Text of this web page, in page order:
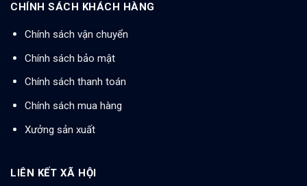
CHÍNH SÁCH KHÁCH HÀNG
Chính sách vận chuyển
Chính sách bảo mật
Chính sách thanh toán
Chính sách mua hàng
Xưởng sản xuất
LIÊN KẾT XÃ HỘI